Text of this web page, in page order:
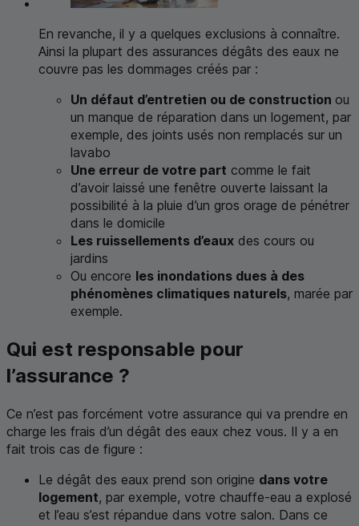
En revanche, il y a quelques exclusions à connaître.
Ainsi la plupart des assurances dégâts des eaux ne
couvre pas les dommages créés par :
Un défaut d’entretien ou de construction ou
un manque de réparation dans un logement, par
exemple, des joints usés non remplacés sur un
lavabo
Une erreur de votre part comme le fait
d’avoir laissé une fenêtre ouverte laissant la
possibilité à la pluie d’un gros orage de pénétrer
dans le domicile
Les ruissellements d’eaux des cours ou
jardins
Ou encore les inondations dues à des
phénomènes climatiques naturels, marée par
exemple.
Qui est responsable pour
l’assurance ?
Ce n’est pas forcément votre assurance qui va prendre en
charge les frais d’un dégât des eaux chez vous. Il y a en
fait trois cas de figure :
Le dégât des eaux prend son origine dans votre
logement, par exemple, votre chauffe-eau a explosé
et l’eau s’est répandue dans votre salon. Dans ce